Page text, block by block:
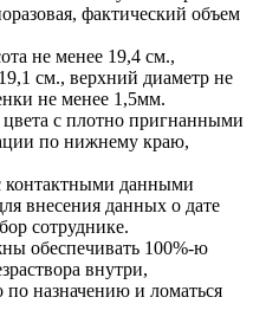
фактический объем
не менее 19,4 см.,
см., верхний диаметр не
не менее 1,5мм.
с плотно пригнанными
по нижнему краю,
контактными данными
внесения данных о дате
сотруднике.
обеспечивать 100%-ю
внутри,
по назначению и ломаться